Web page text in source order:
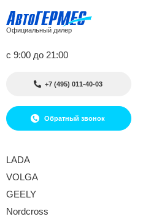
Официальный дилер
с 9:00 до 21:00
+7 (495) 011-40-03
Обратный звонок
LADA
VOLGA
GEELY
Nordcross